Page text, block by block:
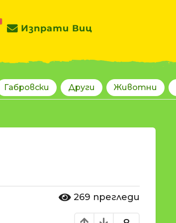
Изпрати Виц
Габровски Други Животни
269 прегледи